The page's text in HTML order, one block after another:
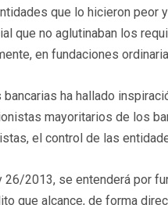
que lo hicieron
que no aglutinaban los
en fundaciones
ha hallado
mayoritarios de los
el control de las
26/2013, se entenderá por
que alcance, de forma